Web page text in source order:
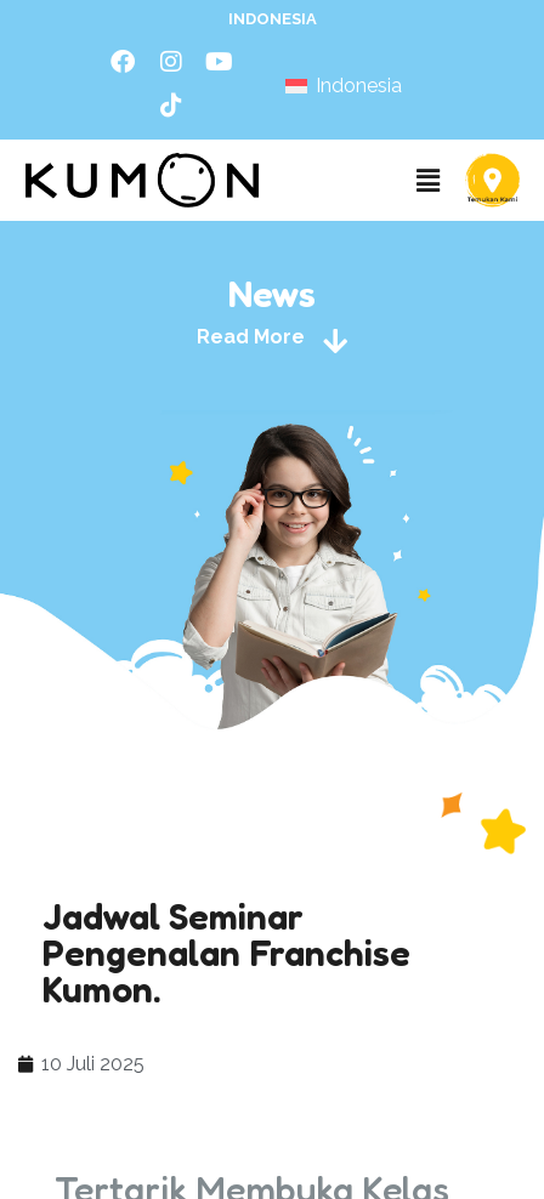
INDONESIA
Indonesia
News
Read More
Jadwal Seminar
Pengenalan Franchise
Kumon.
10 Juli 2025
Tertarik Membuka Kelas